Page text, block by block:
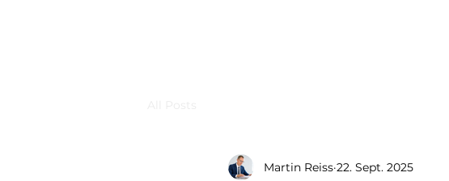
Martin Reiss 22. Sept. 2025